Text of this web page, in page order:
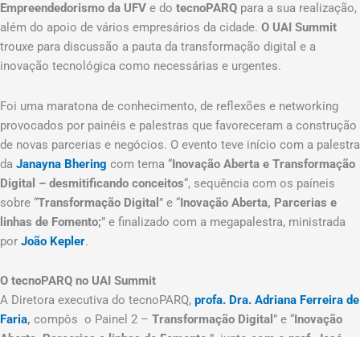
Empreendedorismo da UFV e do tecnoPARQ para a sua realização,
além do apoio de vários empresários da cidade. O UAI Summit
trouxe para discussão a pauta da transformação digital e a
inovação tecnológica como necessárias e urgentes.
Foi uma maratona de conhecimento, de reflexões e networking
provocados por painéis e palestras que favoreceram a construção
de novas parcerias e negócios. O evento teve início com a palestra
da Janayna Bhering com tema “Inovação Aberta e Transformação
Digital – desmitificando conceitos“, sequência com os paíneis
sobre “Transformação Digital ” e “Inovação Aberta, Parcerias e
linhas de Fomento;” e finalizado com a megapalestra, ministrada
por João Kepler.
O tecnoPARQ no UAI Summit
A Diretora executiva do tecnoPARQ, profa. Dra. Adriana Ferreira de
Faria, compôs o Painel 2 – Transformação Digital ” e “Inovação